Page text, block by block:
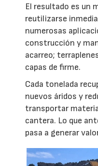
El resultado es un
reutilizarse
numerosas
construcción y
acarreo;
capas de firme.
Cada tonelada
nuevos áridos y
transportar
cantera. Lo que
pasa a generar